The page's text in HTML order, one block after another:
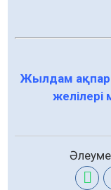
Жылдам
желілері